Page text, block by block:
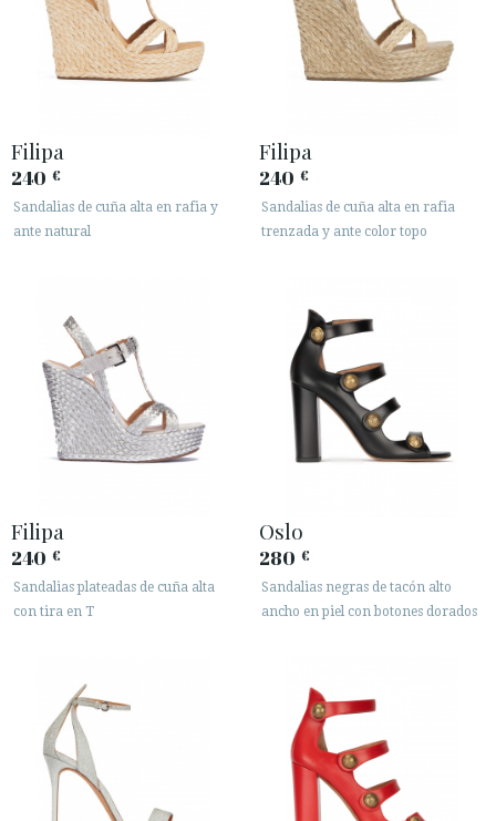
Filipa
240 €
Sandalias de cuña alta en rafia y
ante natural
Filipa
240 €
Sandalias de cuña alta en rafia
trenzada y ante color topo
Filipa
240 €
Sandalias plateadas de cuña alta
con tira en T
Oslo
280 €
Sandalias negras de tacón alto
ancho en piel con botones dorados